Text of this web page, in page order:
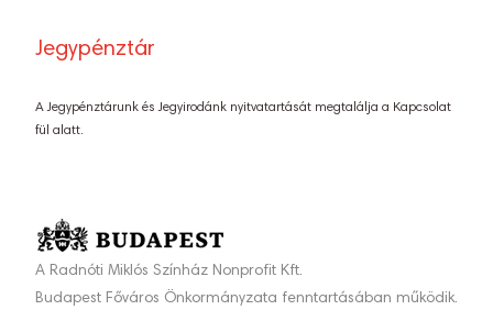
Jegypénztár
A Jegypénztárunk és Jegyirodánk nyitvatartását megtalálja a Kapcsolat
fül alatt.
A Radnóti Miklós Színház Nonprofit Kft.
Budapest Főváros Önkormányzata fenntartásában működik.